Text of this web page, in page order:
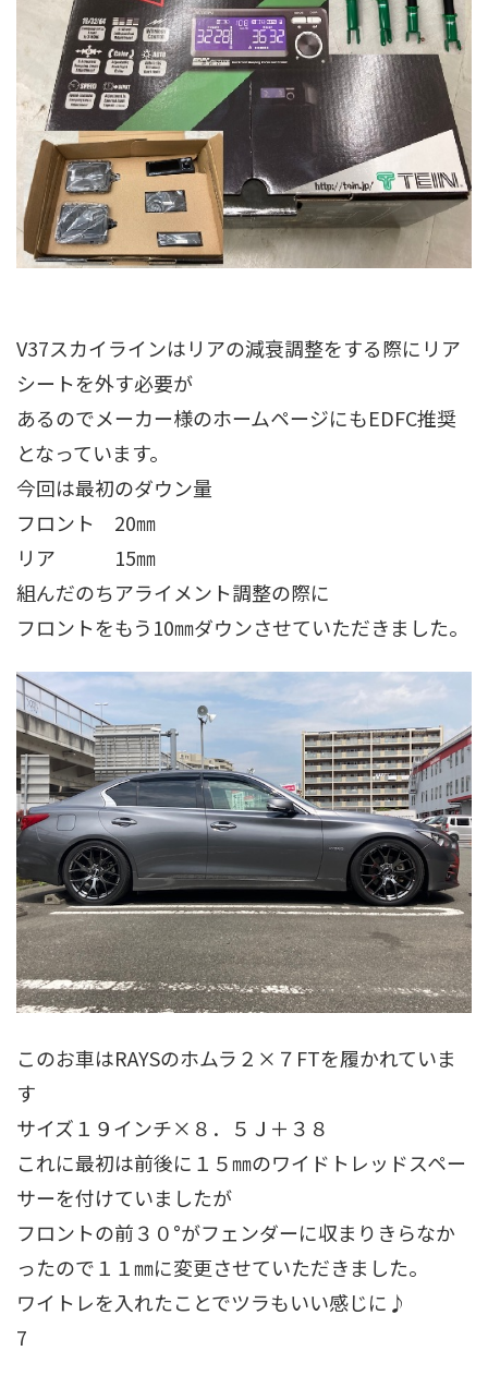
V37スカイラインはリアの減衰調整をする際にリア
シートを外す必要が
あるのでメーカー様のホームページにもEDFC推奨
となっています。
今回は最初のダウン量
フロント 20㎜
リア 15㎜
組んだのちアライメント調整の際に
フロントをもう10㎜ダウンさせていただきました。
このお車はRAYSのホムラ２×７FTを履かれていま
す
サイズ１９インチ×８．５Ｊ＋３８
これに最初は前後に１５㎜のワイドトレッドスペー
サーを付けていましたが
フロントの前３０°がフェンダーに収まりきらなか
ったので１１㎜に変更させていただきました。
ワイトレを入れたことでツラもいい感じに♪
7